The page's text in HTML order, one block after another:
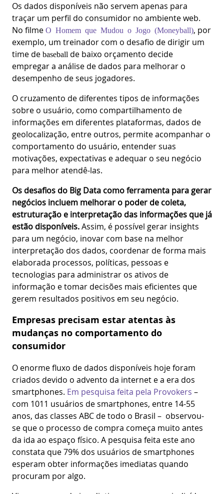
Os dados disponíveis não servem apenas para
traçar um perfil do consumidor no ambiente web.
No filme O Homem que Mudou o Jogo (Moneyball), por
exemplo, um treinador com o desafio de dirigir um
time de baseball de baixo orçamento decide
empregar a análise de dados para melhorar o
desempenho de seus jogadores.
O cruzamento de diferentes tipos de informações
sobre o usuário, como compartilhamento de
informações em diferentes plataformas, dados de
geolocalização, entre outros, permite acompanhar o
comportamento do usuário, entender suas
motivações, expectativas e adequar o seu negócio
para melhor atendê-las.
Os desafios do Big Data como ferramenta para gerar
negócios incluem melhorar o poder de coleta,
estruturação e interpretação das informações que já
estão disponíveis.Assim, é possível gerar insights
para um negócio, inovar com base na melhor
interpretação dos dados, coordenar de forma mais
elaborada processos, políticas, pessoas e
tecnologias para administrar os ativos de
informação e tomar decisões mais eficientes que
gerem resultados positivos em seu negócio.
Empresas precisam estar atentas às
mudanças no comportamento do
consumidor
O enorme fluxo de dados disponíveis hoje foram
criados devido o advento da internet e a era dos
smartphones. Em pesquisa feita pela Provokers –
com 1011 usuários de smartphones, entre 14-55
anos, das classes ABC de todo o Brasil – observou-
se que o processo de compra começa muito antes
da ida ao espaço físico. A pesquisa feita este ano
constata que 79% dos usuários de smartphones
esperam obter informações imediatas quando
procuram por algo.